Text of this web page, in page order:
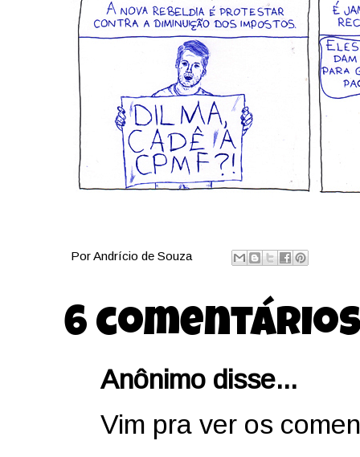
PorAndrício de Souza
6
Anônimo disse...
Vim pra ver os